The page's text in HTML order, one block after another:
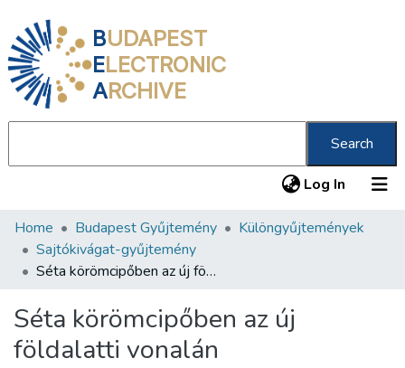
BUDAPEST
ELECTRONIC
ARCHIVE
Search
Log In (current)
Communities & Collections
All of DSpace
About us
Home Budapest Gyűjtemény
Különgyűjtemények
Sajtókivágat-gyűjtemény
Séta körömcipőben az új földalatti vonalán
Séta körömcipőben az új
földalatti vonalán